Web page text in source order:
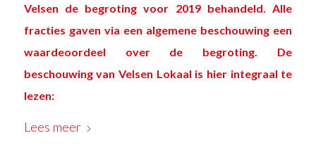
Velsen de begroting voor 2019 behandeld. Alle
fracties gaven via een algemene beschouwing een
waardeoordeel over de begroting. De
beschouwing van Velsen Lokaal is hier integraal te
lezen:
Lees meer